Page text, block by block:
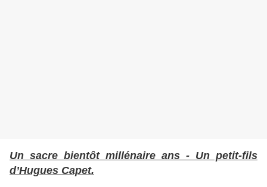
Un sacre bientôt millénaire ans - Un petit-fils
d’Hugues Capet.